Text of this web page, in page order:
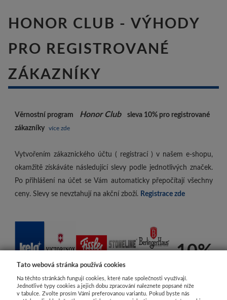
HONOR CLUB - VÝHODY
PRO REGISTROVANÉ
ZÁKAZNÍKY
Věrnostní program Honor Club sleva 10% pro registrované
zákazníky více zde
Vytvořením zákaznického účtu ( registrací ) v našem e-shopu,
okamžitě získáváte následující slevy podle jednotlivých značek.
Po přihlášení na účet se Vám automaticky přepočítají všechny
ceny. Slevy se nevztahují na akční zboží. Registrace zde
-10%
Tato webová stránka používá cookies
Na těchto stránkách fungují cookies, které naše společnosti využívají.
Jednotlivé typy cookies a jejich dobu zpracování naleznete popsané níže
v tabulce. Zvolte prosím Vámi preferovanou variantu. Pokud byste nás